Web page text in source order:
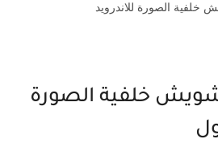
خلفية الصورة للاندرويد
خلفية الصورة